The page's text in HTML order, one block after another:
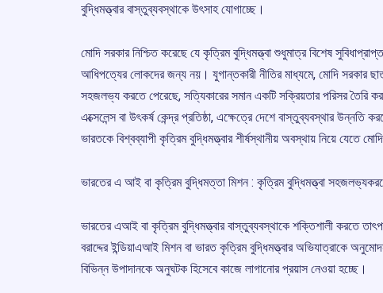
বুদ্ধিমত্ত্বার বাস্তুব্যবস্থাকে উৎসাহ যোগাচ্ছে।
মোদি সরকার নিশ্চিত করেছে যে কৃত্রিম বুদ্ধিমত্ত্বা শুধুমাত্র বিশেষ
আধিপত্যের লোকদের জন্য নয়। যুগান্তকারী নীতির মাধ্যমে, মোদি সরকার
সহজলভ্য করতে পেরেছে, সত্যিকারের সমান একটি সক্রিয়তার পরিসর তৈরি
এক্সেলেন্স বা উৎকর্ষ কেন্দ্র প্রতিষ্ঠা, এক্ষেত্রে দেশে বাস্তুব্যবস্থার
ভারতকে বিশ্বব্যাপী কৃত্রিম বুদ্ধিমত্ত্বার শীর্ষস্থানীয় অবস্থায় নিয়ে যেতে
ভারতের এ আই বা কৃত্রিম বুদ্ধিমত্তা মিশন : কৃত্রিম বুদ্ধিমত্ত্বা
ভারতের এআই বা কৃত্রিম বুদ্ধিমত্ত্বার বাস্তুব্যবস্থাকে শক্তিশালী করতে
বরাদ্দের ইন্ডিয়াএআই মিশন বা ভারত কৃত্রিম বুদ্ধিমত্ত্বার অভিযাত্রাকে
বিভিন্ন উপাদানকে অনুঘটক হিসেবে কাজে লাগানোর প্রয়াস নেওয়া হচ্ছে।